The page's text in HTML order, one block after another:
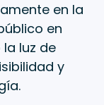
en la
en
luz de
y